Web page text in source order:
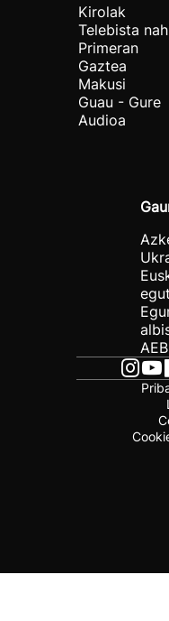
Kirolak
Telebista
Primeran
Gaztea
Makusi
Guau - Gure
Audioa